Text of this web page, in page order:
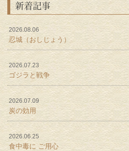
新着記事
2026.08.06
忍城（おしじょう）
2026.07.23
ゴジラと戦争
2026.07.09
炭の効用
2026.06.25
食中毒に ご用心